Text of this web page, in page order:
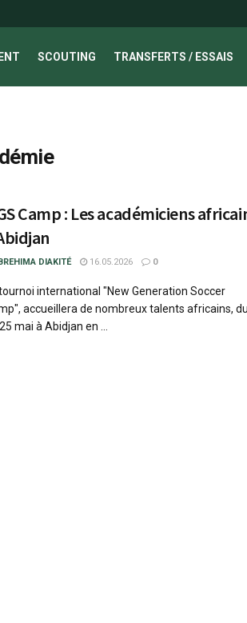
SCOUTING TRANSFERTS / ESSAIS
Camp : Les académiciens
DIAKITÉ 16.05.2026 0
international "New Generation Soccer
accueillera de nombreux talents africains,
mai à Abidjan en ...